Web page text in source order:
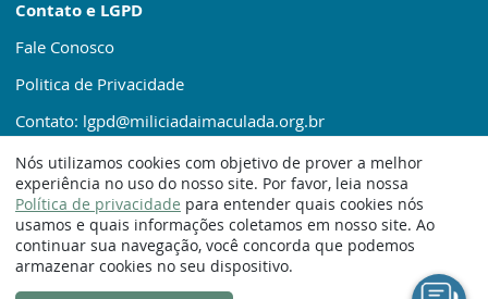
Contato e LGPD
Fale Conosco
Politica de Privacidade
Contato: lgpd@miliciadaimaculada.org.br
© 1920 – 2025. Milícia da Imaculada
Nós utilizamos cookies com objetivo de prover a melhor
experiência no uso do nosso site. Por favor, leia nossa
Política de privacidade para entender quais cookies nós
usamos e quais informações coletamos em nosso site. Ao
continuar sua navegação, você concorda que podemos
armazenar cookies no seu dispositivo.